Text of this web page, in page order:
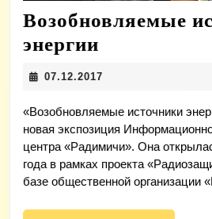
Возобновляемые
энергии
источники
07.12.2017
«Возобновляемые источники
новая экспозиция
центра «Радимичи». Она
года в рамках проекта
базе общественной организации